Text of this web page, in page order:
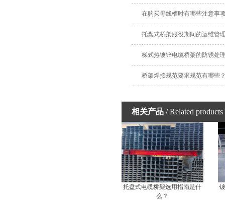
在购买母线槽时有哪些注意事
托盘式桥架服役期间的运维管
梯式热镀锌电缆桥架的防锈处
桥架焊接规范要求规范有哪些
相关产品 / Related products
托盘式电缆桥架选用指南是什
么？